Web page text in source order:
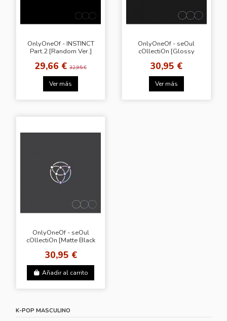
OnlyOneOf - INSTINCT
Part.2 [Random Ver.]
29,66 €32,95 €
Ver más
OnlyOneOf - seOul
cOllectiOn [Glossy
30,95 €
Ver más
OnlyOneOf - seOul
cOllectiOn [Matte Black
30,95 €
Añadir al carrito
K-POP MASCULINO